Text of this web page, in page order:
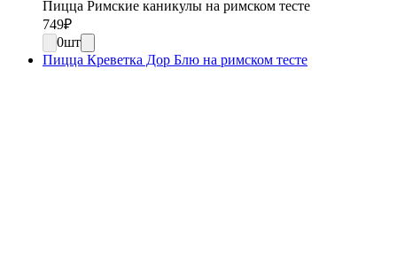
Пицца Римские каникулы на римском тесте
749₽
0шт
Пицца Креветка Дор Блю на римском тесте